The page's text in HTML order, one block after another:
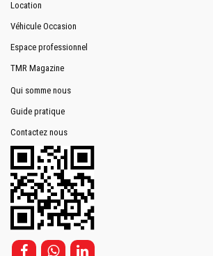
Location
Véhicule Occasion
Espace professionnel
TMR Magazine
Qui somme nous
Guide pratique
Contactez nous